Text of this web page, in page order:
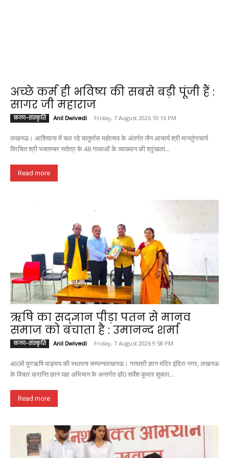
अच्छे कर्म ही भविष्य की सबसे बड़ी पूंजी हैं :
सागर जी महाराज
कला-संस्कृति Anil Dwivedi - Friday, 7 August 2026 10:16 PM
लखनऊ। आशियाना में चल रहे चातुर्मास महोत्सव के अंतर्गत जैन आचार्य श्री मानतुंगाचार्य
विरचित श्री भक्ताम्बर स्तोत्र के 48 गाथाओं के व्याख्यान की श्रृंखला...
Read more
ऋषि का सद्ज्ञान पीड़ा पतन से मानव
समाज को बचाता है : उमानन्द शर्मा
कला-संस्कृति Anil Dwivedi - Friday, 7 August 2026 9:58 PM
469वें युगऋषि वाङ्मय की स्थापना सम्पन्नलखनऊ। गायत्री ज्ञान मंदिर इंदिरा नगर, लखनऊ
के विचार क्रान्ति ज्ञान यज्ञ अभियान के अन्तर्गत डॉ0 सर्वेश कुमार शुक्ला...
Read more